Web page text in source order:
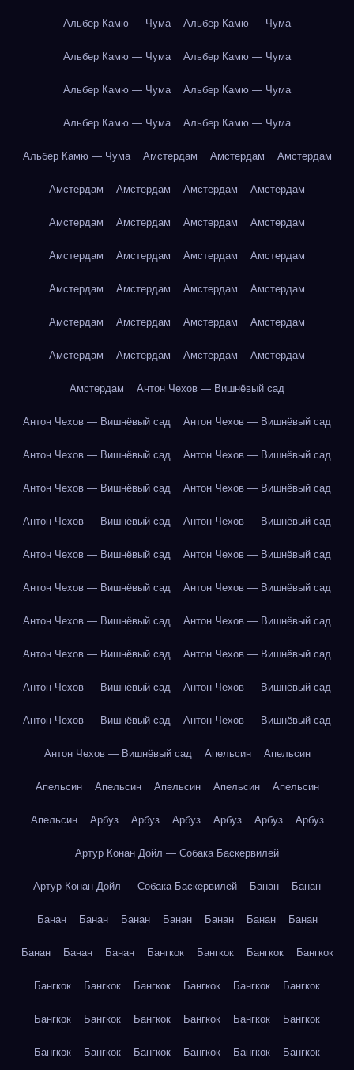
Альбер Камю — Чума Альбер Камю — Чума
Альбер Камю — Чума Альбер Камю — Чума
Альбер Камю — Чума Альбер Камю — Чума
Альбер Камю — Чума Альбер Камю — Чума
Альбер Камю — Чума Амстердам Амстердам Амстердам
Амстердам Амстердам Амстердам Амстердам
Амстердам Амстердам Амстердам Амстердам
Амстердам Амстердам Амстердам Амстердам
Амстердам Амстердам Амстердам Амстердам
Амстердам Амстердам Амстердам Амстердам
Амстердам Амстердам Амстердам Амстердам
Амстердам Антон Чехов — Вишнёвый сад
Антон Чехов — Вишнёвый сад Антон Чехов — Вишнёвый сад
Антон Чехов — Вишнёвый сад Антон Чехов — Вишнёвый сад
Антон Чехов — Вишнёвый сад Антон Чехов — Вишнёвый сад
Антон Чехов — Вишнёвый сад Антон Чехов — Вишнёвый сад
Антон Чехов — Вишнёвый сад Антон Чехов — Вишнёвый сад
Антон Чехов — Вишнёвый сад Антон Чехов — Вишнёвый сад
Антон Чехов — Вишнёвый сад Антон Чехов — Вишнёвый сад
Антон Чехов — Вишнёвый сад Антон Чехов — Вишнёвый сад
Антон Чехов — Вишнёвый сад Антон Чехов — Вишнёвый сад
Антон Чехов — Вишнёвый сад Антон Чехов — Вишнёвый сад
Антон Чехов — Вишнёвый сад Апельсин Апельсин
Апельсин Апельсин Апельсин Апельсин Апельсин
Апельсин Арбуз Арбуз Арбуз Арбуз Арбуз Арбуз
Артур Конан Дойл — Собака Баскервилей
Артур Конан Дойл — Собака Баскервилей Банан Банан
Банан Банан Банан Банан Банан Банан Банан
Банан Банан Банан Бангкок Бангкок Бангкок Бангкок
Бангкок Бангкок Бангкок Бангкок Бангкок Бангкок
Бангкок Бангкок Бангкок Бангкок Бангкок Бангкок
Бангкок Бангкок Бангкок Бангкок Бангкок Бангкок